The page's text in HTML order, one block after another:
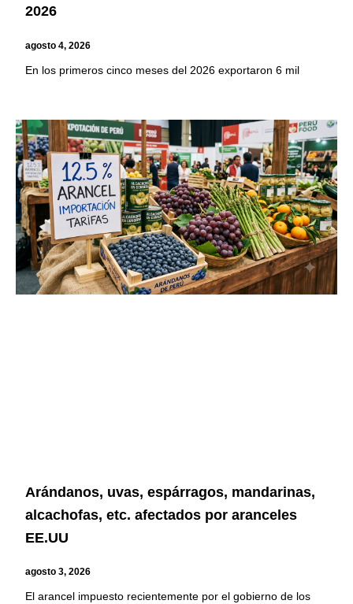
2026
agosto 4, 2026
En los primeros cinco meses del 2026 exportaron 6 mil
Arándanos, uvas, espárragos, mandarinas,
alcachofas, etc. afectados por aranceles
EE.UU
agosto 3, 2026
El arancel impuesto recientemente por el gobierno de los